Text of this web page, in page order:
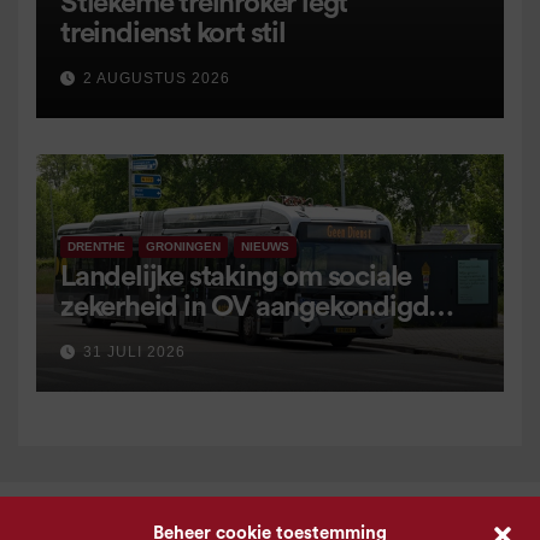
Beheer cookie toestemming
treindienst kort stil
2 AUGUSTUS 2026
DRENTHE GRONINGEN NIEUWS
Landelijke staking om sociale
zekerheid in OV aangekondigd
voor 9 september
31 JULI 2026